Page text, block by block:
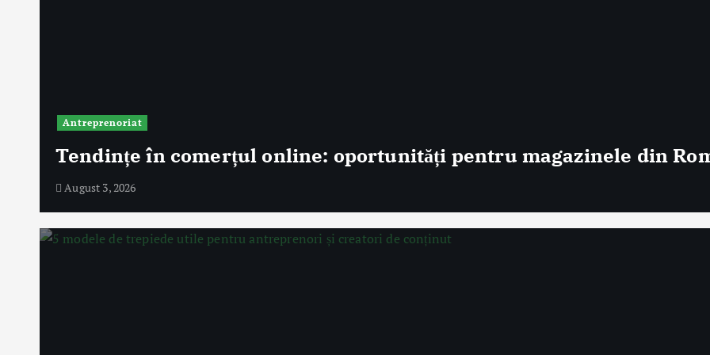
Antreprenoriat
Tendințe în comerțul online: oportunități pentru magazinele din
August 3, 2026